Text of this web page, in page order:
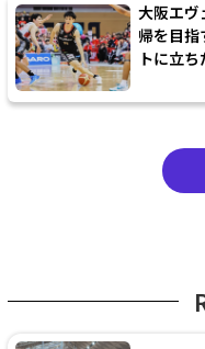
大阪エヴ
帰を目
トに立ち